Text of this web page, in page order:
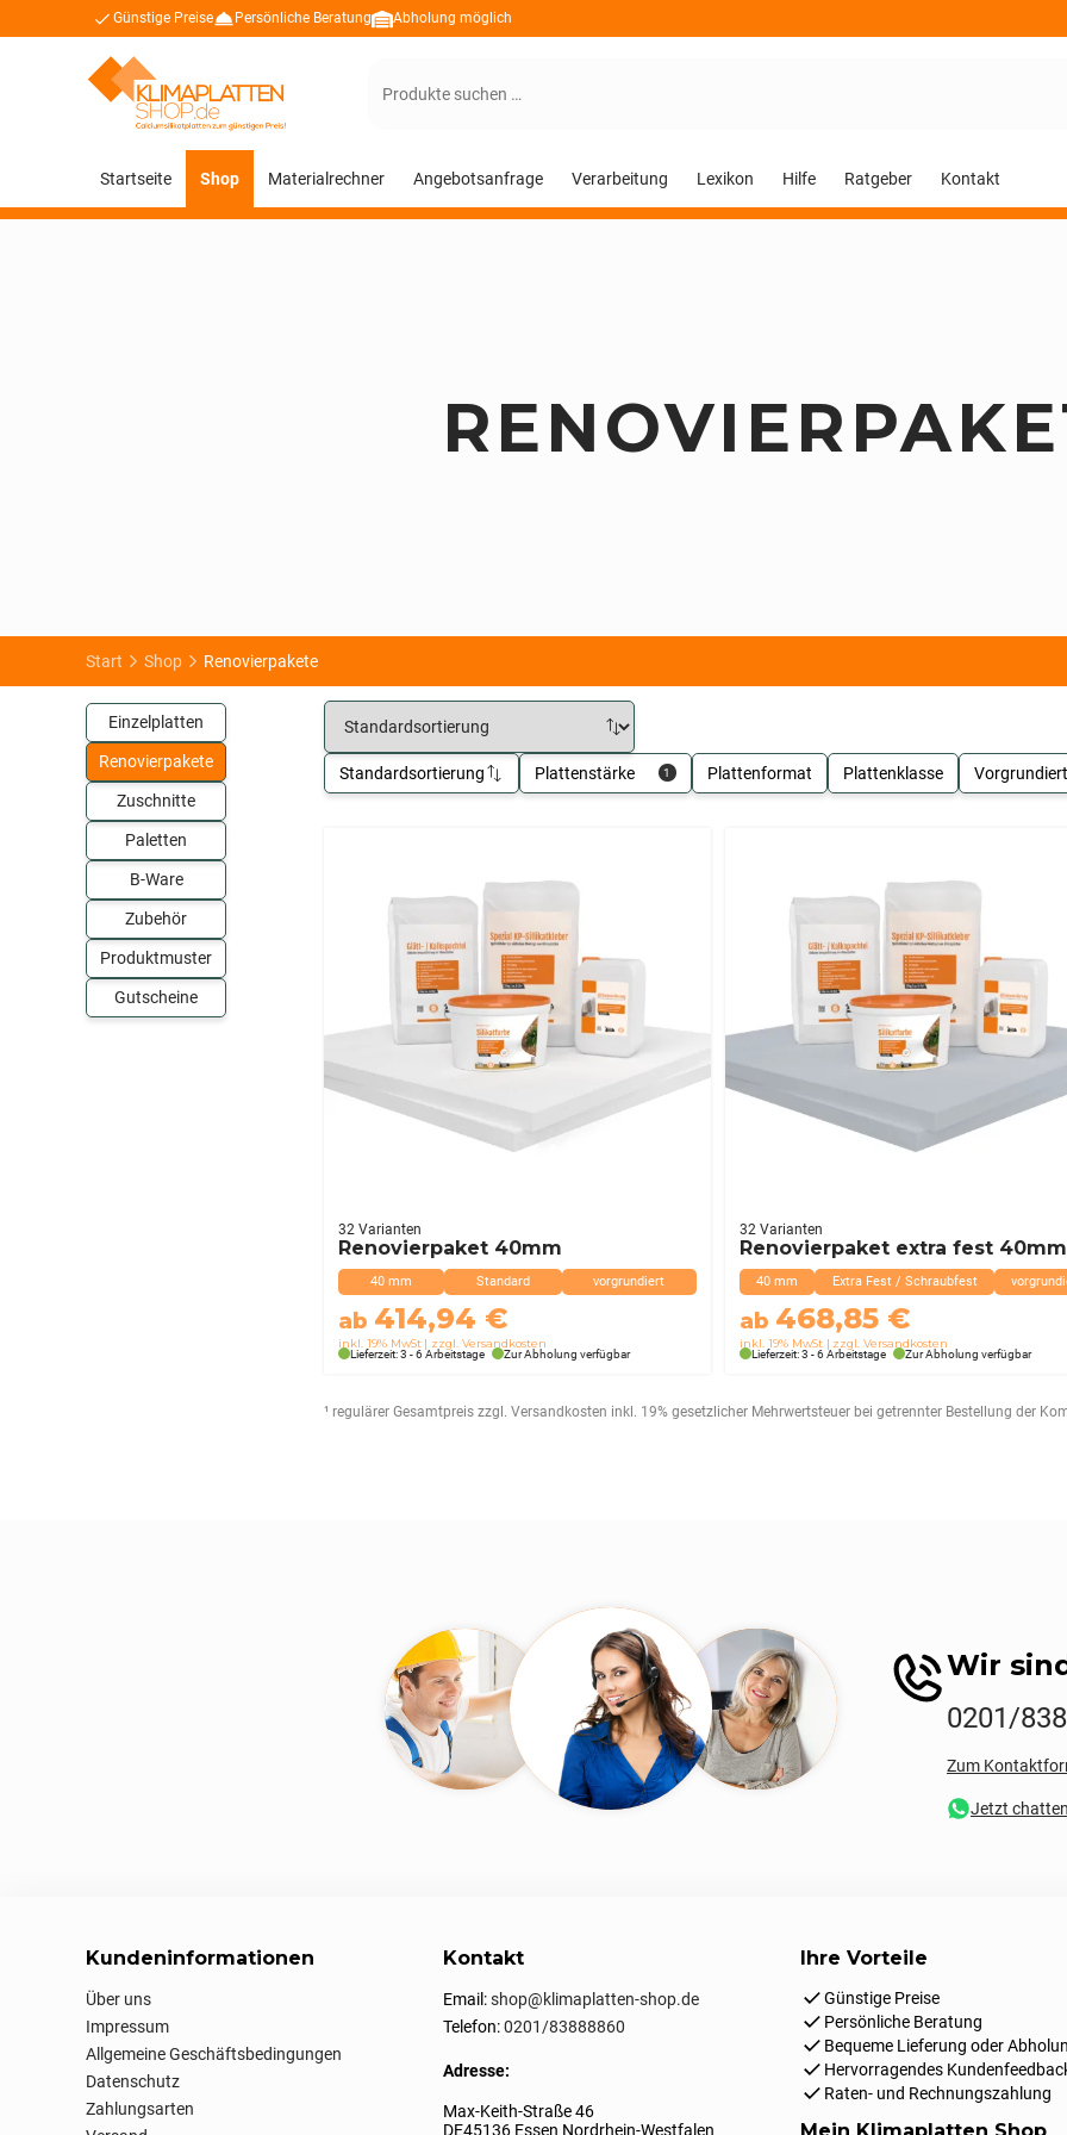
Günstige Preise Persönliche Beratung Abholung möglich
Suchen
Startseite Shop Materialrechner Angebotsanfrage Verarbeitung Lexikon Hilfe Ratgeber Kontakt
Start Shop Renovierpakete
Standardsortierung Plattenstärke 1 Plattenformat Plattenklasse Vorgrundiert
40 mm Standard vorgrundiert
Renovierpaket 40mm
ab 414,94 €
inkl. 19% MwSt zzgl. Versandkosten
32 Varianten
Lieferzeit: 3 - 6 Arbeitstage Zur Abholung verfügbar
40 mm Extra Fest / Schraubfest
Renovierpaket extra fest 40mm
ab 468,85 €
inkl. 19% MwSt zzgl. Versandkosten
32 Varianten
Lieferzeit: 3 - 6 Arbeitstage Zur Abholung verfügbar
¹ regulärer Gesamtpreis zzgl. Versandkosten inkl. 19% gesetzlicher Mehrwertsteuer bei getrennter Bestellung der
Einzelplatten
Renovierpakete
Zuschnitte
Paletten
B-Ware
Zubehör
Produktmuster
Gutscheine
Wir
0201/
Zum
Jetzt chatten
Kundeninformationen
Über uns
Impressum
Allgemeine Geschäftsbedingungen
Datenschutz
Zahlungsarten
Kontakt
Email:shop@klimaplatten-shop.de
Telefon:0201/83888860
Adresse:
Max-Keith-Straße 46
DE45136 Essen Nordrhein-Westfalen
Ihre Vorteile
Günstige Preise
Persönliche Beratung
Bequeme Lieferung oder
Hervorragendes
Raten- und Rechnungszahlung